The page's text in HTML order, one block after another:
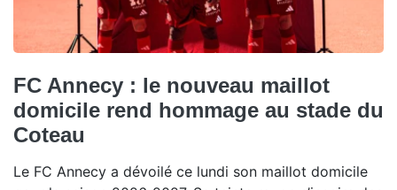
FC Annecy : le nouveau maillot
domicile rend hommage au stade du
Coteau
Le FC Annecy a dévoilé ce lundi son maillot domicile